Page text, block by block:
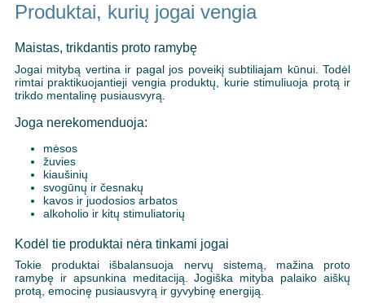
Produktai, kurių jogai vengia
Maistas, trikdantis proto ramybę
Jogai mitybą vertina ir pagal jos poveikį subtiliajam kūnui. Todėl
rimtai praktikuojantieji vengia produktų, kurie stimuliuoja protą ir
trikdo mentalinę pusiausvyrą.
Joga nerekomenduoja:
mėsos
žuvies
kiaušinių
svogūnų ir česnakų
kavos ir juodosios arbatos
alkoholio ir kitų stimuliatorių
Kodėl tie produktai nėra tinkami jogai
Tokie produktai išbalansuoja nervų sistemą, mažina proto
ramybę ir apsunkina meditaciją. Jogiška mityba palaiko aiškų
protą, emocinę pusiausvyrą ir gyvybinę energiją.